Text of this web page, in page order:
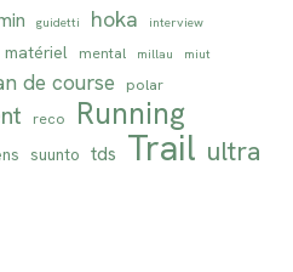
guidetti hoka interview
matériel mental millau
miut
de course polar
reco Running
suunto tds Trail ultra